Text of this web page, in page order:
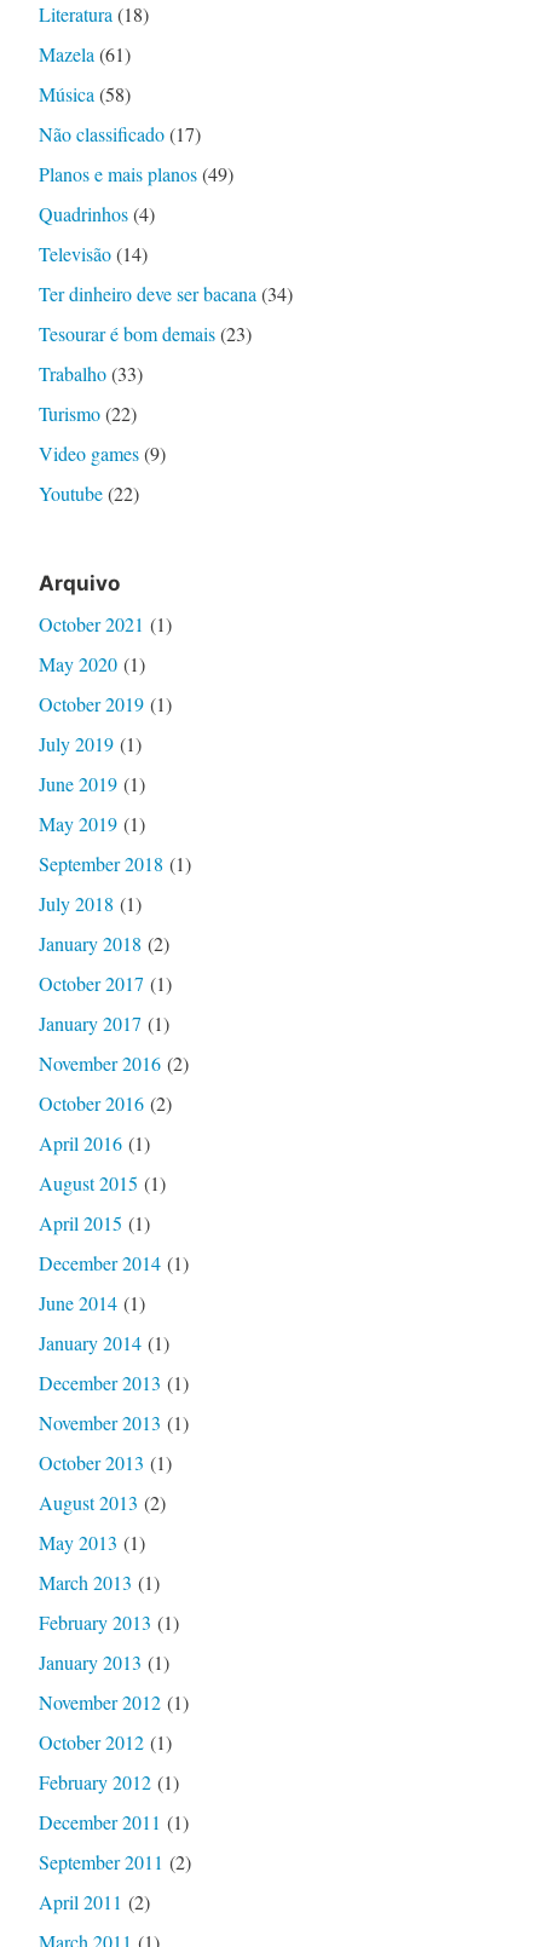
Literatura(18)
Mazela(61)
Música(58)
Não classificado(17)
Planos e mais planos(49)
Quadrinhos(4)
Televisão(14)
Ter dinheiro deve ser bacana(34)
Tesourar é bom demais(23)
Trabalho(33)
Turismo(22)
Video games(9)
Youtube(22)
Arquivo
October 2021 (1)
May 2020(1)
October 2019(1)
July 2019(1)
June 2019(1)
May 2019(1)
September 2018 (1)
July 2018 (1)
January 2018 (2)
October 2017 (1)
January 2017 (1)
November 2016(2)
October 2016(2)
April 2016(1)
August 2015 (1)
April 2015 (1)
December 2014(1)
June 2014(1)
January 2014(1)
December 2013 (1)
November 2013 (1)
October 2013 (1)
August 2013 (2)
May 2013 (1)
March 2013 (1)
February 2013 (1)
January 2013 (1)
November 2012(1)
October 2012(1)
February 2012(1)
December 2011 (1)
September 2011 (2)
April 2011 (2)
March 2011 (1)